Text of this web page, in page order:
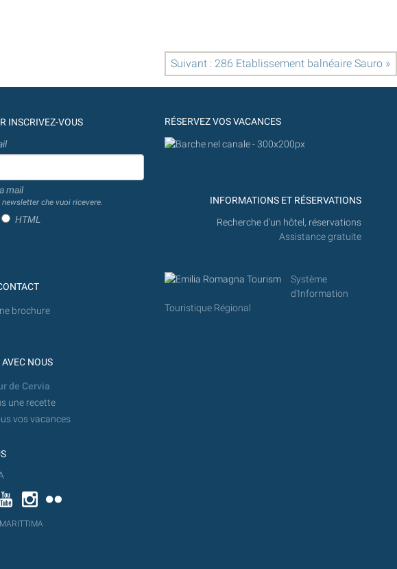
Suivant : 286 Etablissement balnéaire Sauro »
INSCRIVEZ-VOUS
mail
che vuoi ricevere.
HTML
brochure
NOUS
de Cervia
une recette
vos vacances
TwitterYouTubeInstagram
RÉSERVEZ VOS VACANCES
INFORMATIONS ET RÉSERVATIONS
Recherche d'un hôtel, réservations
Assistance gratuite
Système
d'Information
Touristique Régional